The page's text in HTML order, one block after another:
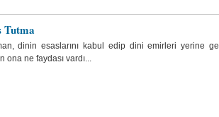
Tutma
dinin esaslarını kabul edip dini emirleri yerine
ona ne faydası vardı...